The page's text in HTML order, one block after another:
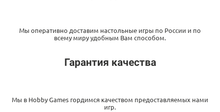
Мы оперативно доставим настольные игры по России и по
всему миру удобным Вам способом.
Гарантия качества
Мы в Hobby Games гордимся качеством предоставляемых нами
игр.